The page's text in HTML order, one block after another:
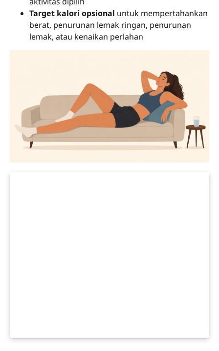
Target kalori opsional untuk mempertahankan
berat, penurunan lemak ringan, penurunan
lemak, atau kenaikan perlahan